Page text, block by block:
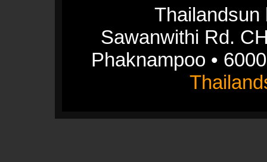
Thailandsun
Sawanwithi Rd.
Phaknampoo •